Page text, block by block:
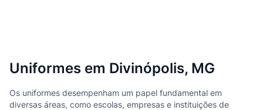
Uniformes em Divinópolis, MG
Os uniformes desempenham um papel fundamental em
diversas áreas, como escolas, empresas e instituições de